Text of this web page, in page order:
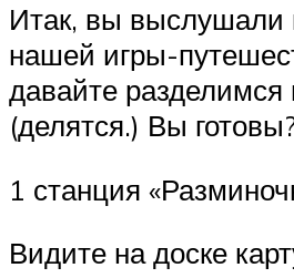
Итак, вы выслушали
нашей игры-
давайте
(делятся.) Вы
1 станция
Видите на доске